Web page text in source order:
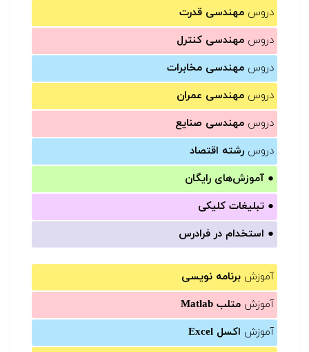
دروس مهندسی قدرت
دروس مهندسی کنترل
دروس مهندسی مخابرات
دروس مهندسی عمران
دروس مهندسی صنایع
دروس رشته اقتصاد
● آموزش‌های رایگان
● تبلیغات کلیکی
● استخدام در فرادرس
آموزش برنامه نویسی
آموزش متلب Matlab
آموزش اکسل Excel